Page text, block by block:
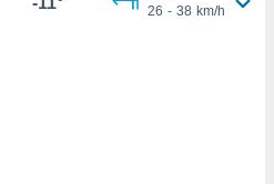
26 - 38 km/h